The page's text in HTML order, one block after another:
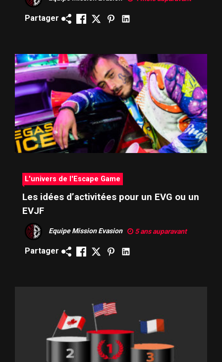
Partager
L'univers de l'Escape Game
Les idées d’activitées pour un EVG ou un
EVJF
Equipe Mission Evasion 5 ans auparavant
Partager